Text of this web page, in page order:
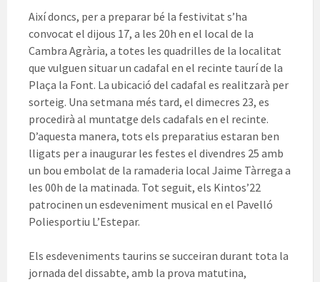
Així doncs, per a preparar bé la festivitat s’ha
convocat el dijous 17, a les 20h en el local de la
Cambra Agrària, a totes les quadrilles de la localitat
que vulguen situar un cadafal en el recinte taurí de la
Plaça la Font. La ubicació del cadafal es realitzarà per
sorteig. Una setmana més tard, el dimecres 23, es
procedirà al muntatge dels cadafals en el recinte.
D’aquesta manera, tots els preparatius estaran ben
lligats per a inaugurar les festes el divendres 25 amb
un bou embolat de la ramaderia local Jaime Tàrrega a
les 00h de la matinada. Tot seguit, els Kintos’22
patrocinen un esdeveniment musical en el Pavelló
Poliesportiu L’Estepar.
Els esdeveniments taurins se succeiran durant tota la
jornada del dissabte, amb la prova matutina,